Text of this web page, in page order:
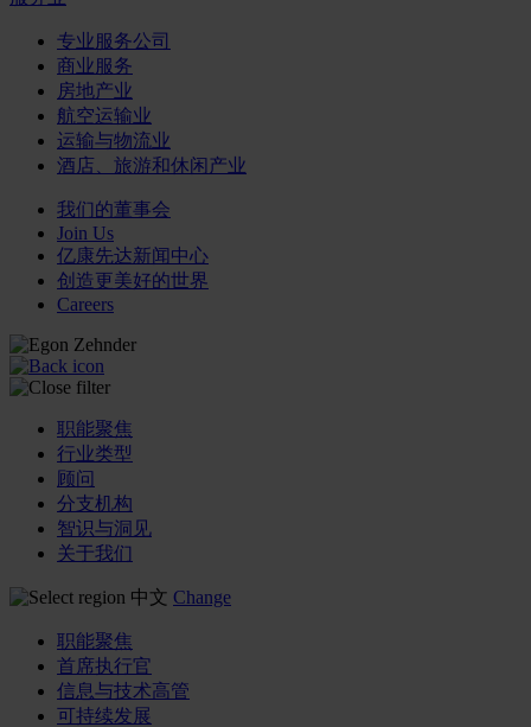
专业服务公司
商业服务
房地产业
航空运输业
运输与物流业
酒店、旅游和休闲产业
我们的董事会
Join Us
亿康先达新闻中心
创造更美好的世界
Careers
职能聚焦
行业类型
顾问
分支机构
智识与洞见
关于我们
中文 Change
职能聚焦
首席执行官
信息与技术高管
可持续发展